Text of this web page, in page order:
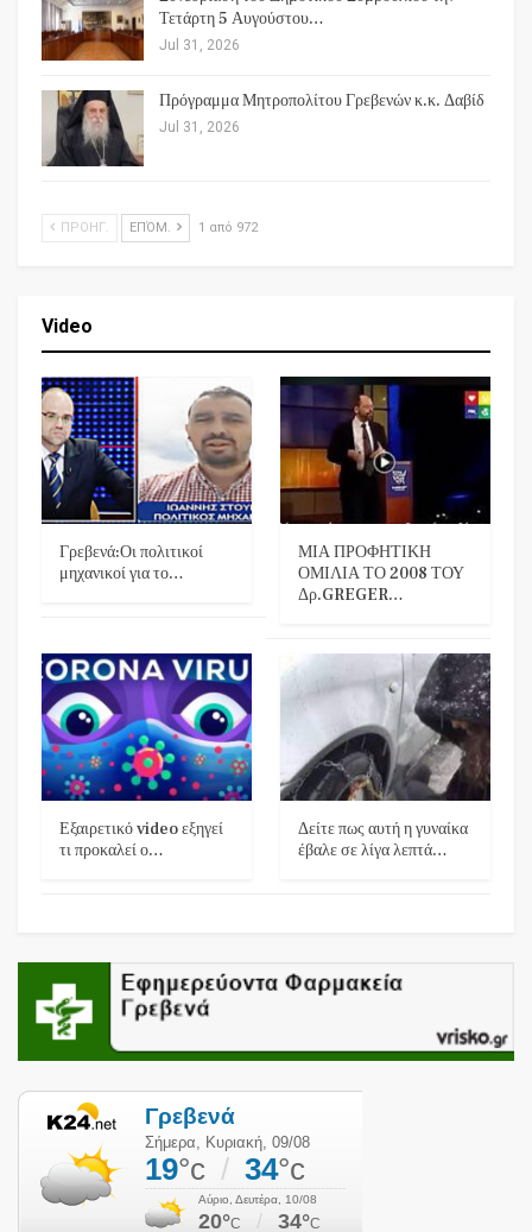
Τετάρτη 5 Αυγούστου…
Jul 31, 2026
Πρόγραμμα Μητροπολίτου Γρεβενών κ.κ. Δαβίδ
Jul 31, 2026
ΠΡΟΗΓ. ΕΠΌΜ. 1 από 972
Video
Γρεβενά:Οι πολιτικοί
μηχανικοί για το…
ΜΙΑ ΠΡΟΦΗΤΙΚΗ
ΟΜΙΛΙΑ ΤΟ 2008 ΤΟΥ
Δρ.GREGER…
Εξαιρετικό video εξηγεί
τι προκαλεί ο…
Δείτε πως αυτή η γυναίκα
έβαλε σε λίγα λεπτά…